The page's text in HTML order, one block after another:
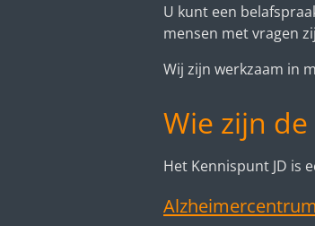
U kunt een
mensen met vragen
Wij zijn werkzaam in
Wie zijn
Het Kennispunt JD is